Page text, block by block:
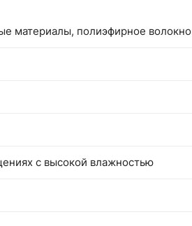
материалы, полиэфирное волокно
с высокой влажностью